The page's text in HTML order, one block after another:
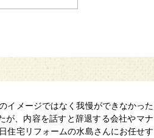
イメージではなく我慢ができなかっ
が、内容を話すと辞退する会社やマ
住宅リフォームの水島さんにお任せ